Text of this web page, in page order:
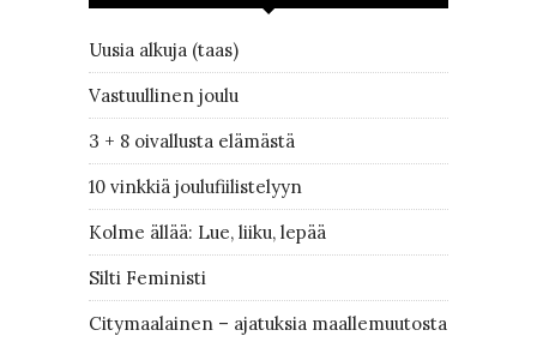
Uusia alkuja (taas)
Vastuullinen joulu
3 + 8 oivallusta elämästä
10 vinkkiä joulufiilistelyyn
Kolme ällää: Lue, liiku, lepää
Silti Feministi
Citymaalainen – ajatuksia maallemuutosta